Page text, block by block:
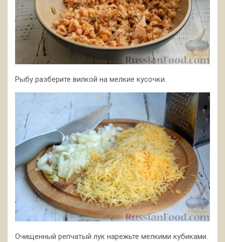
Рыбу разберите вилкой на мелкие кусочки.
Очищенный репчатый лук нарежьте мелкими кубиками.